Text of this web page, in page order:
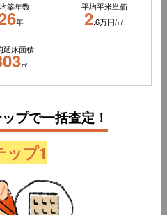
築年数
年
延床面積
㎡
平均平米単価
2.6万円/㎡
プで一括査定！
ップ1